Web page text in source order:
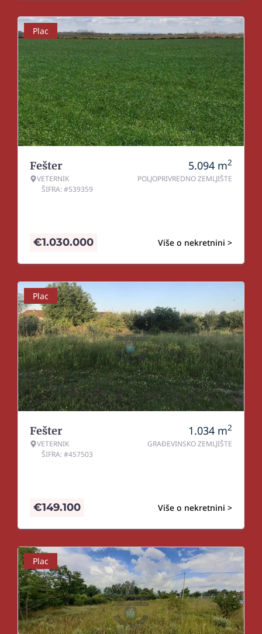
Plac
Fešter
VETERNIK
ŠIFRA: #539359
5.094 m2
POLJOPRIVREDNO ZEMLJIŠTE
Više o nekretnini >
€1.030.000
Plac
Fešter
VETERNIK
ŠIFRA: #457503
1.034 m2
GRAĐEVINSKO ZEMLJIŠTE
Više o nekretnini >
€149.100
Plac